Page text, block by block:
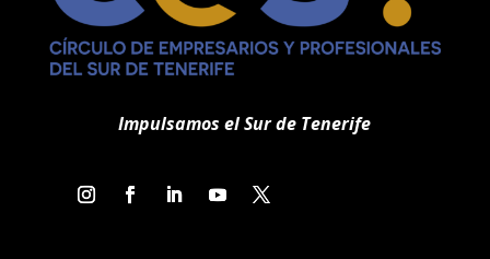
Impulsamos el Sur de Tenerife